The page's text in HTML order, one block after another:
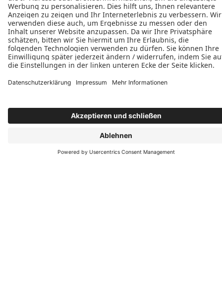
nach telefonischer Vereinbarung
Folgen Sie uns